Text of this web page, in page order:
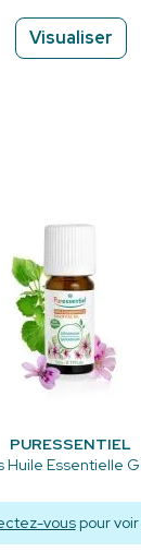
Visualiser
PURESSENTIEL
Essentielle
vouspour voir